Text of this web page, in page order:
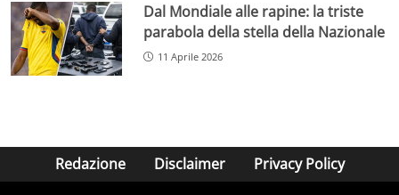
Dal Mondiale alle rapine: la triste
parabola della stella della Nazionale
11 Aprile 2026
Redazione Disclaimer Privacy Policy